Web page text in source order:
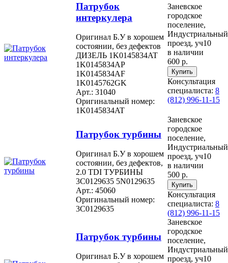
Патрубок
интеркулера
Оригинал Б.У в хорошем
состоянии, без дефектов
ДИЗЕЛЬ 1K0145834AT
1K0145834AP
1K0145834AF
1K0145762GK
Арт.: 31040
Оригинальный номер:
1K0145834AT
Заневское
городское
поселение,
Индустриальный
проезд, уч10
в наличии
600 р.
Консультация
специалиста: 8
(812) 996-11-15
Патрубок турбины
Оригинал Б.У в хорошем
состоянии, без дефектов,
2.0 TDI ТУРБИНЫ
3C0129635 5N0129635
Арт.: 45060
Оригинальный номер:
3C0129635
Заневское
городское
поселение,
Индустриальный
проезд, уч10
в наличии
500 р.
Консультация
специалиста: 8
(812) 996-11-15
Патрубок турбины
Оригинал Б.У в хорошем
Заневское
городское
поселение,
Индустриальный
проезд, уч10